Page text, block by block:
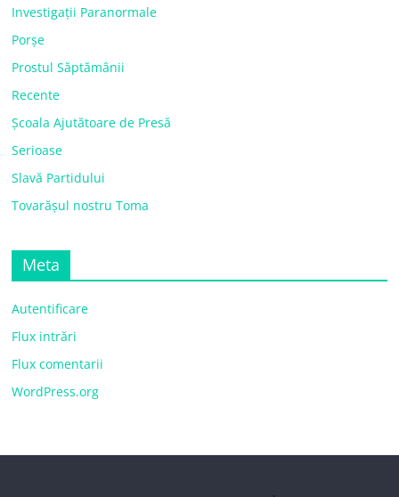
Investigații Paranormale
Porșe
Prostul Săptămânii
Recente
Școala Ajutătoare de Presă
Serioase
Slavă Partidului
Tovarășul nostru Toma
Meta
Autentificare
Flux intrări
Flux comentarii
WordPress.org